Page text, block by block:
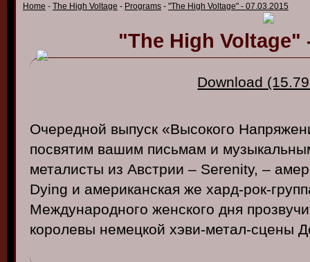
Home - The High Voltage - Programs - "The High Voltage" - 07.03.2015
"The High Voltage"
Download
Очередной выпуск «Высокого
посвятим вашим письмам и
металисты из Австрии – Serenity, –
Dying и американская же хард-рок-
Международного женского дня
королевы немецкой хэви-метал-сцены